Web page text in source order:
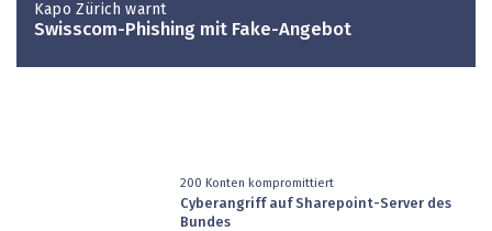
Kapo Zürich warnt
Swisscom-Phishing mit Fake-Angebot
200 Konten kompromittiert
Cyberangriff auf Sharepoint-Server des
Bundes